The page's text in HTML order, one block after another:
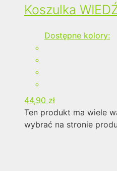
Koszulka
Dostępne kolory:
44,90 zł
Ten produkt ma wiele
wybrać na stronie